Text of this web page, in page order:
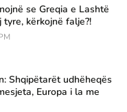
se Greqia e Lashtë
kërkojnë falje?!
Shqipëtarët udhëheqës
Europa i la me